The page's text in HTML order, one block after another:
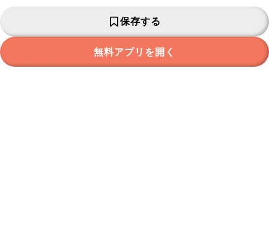
保存する
無料アプリを開く